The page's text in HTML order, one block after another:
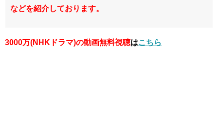
などを紹介しております。
3000万(NHKドラマ)の動画無料視聴はこちら